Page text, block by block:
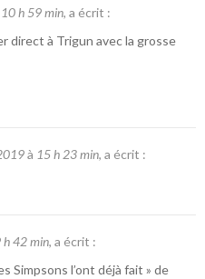
10 h 59 min, a écrit :
direct à Trigun avec la grosse
à 15 h 23 min, a écrit :
h 42 min, a écrit :
Simpsons l’ont déjà fait » de